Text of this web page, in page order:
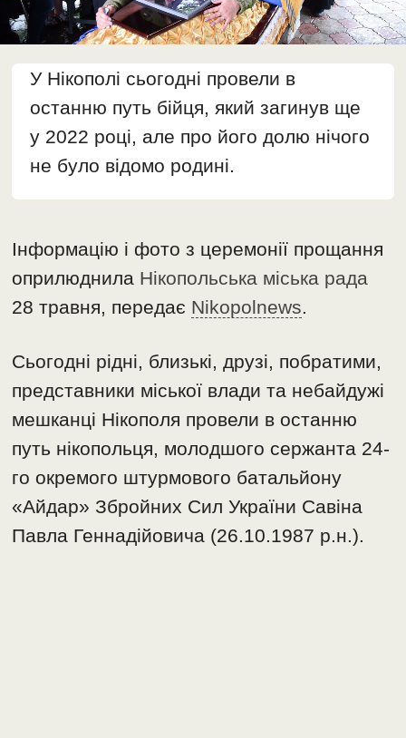
У Нікополі сьогодні провели в
останню путь бійця, який загинув ще
у 2022 році, але про його долю нічого
не було відомо родині.
Інформацію і фото з церемонії прощання
оприлюднила Нікопольська міська рада
28 травня, передає Nikopolnews.
Сьогодні рідні, близькі, друзі, побратими,
представники міської влади та небайдужі
мешканці Нікополя провели в останню
путь нікопольця, молодшого сержанта 24-
го окремого штурмового батальйону
«Айдар» Збройних Сил України Савіна
Павла Геннадійовича (26.10.1987 р.н.).